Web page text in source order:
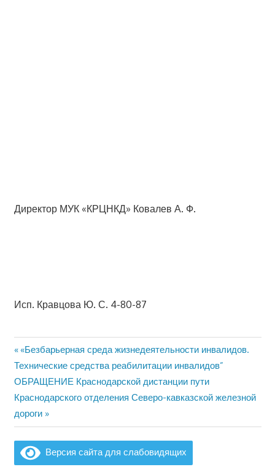
Директор МУК «КРЦНКД» Ковалев А. Ф.
Исп. Кравцова Ю. С. 4-80-87
Навигация
по
записям
Предыдущая
запись:
«Безбарьерная среда жизнедеятельности инвалидов.
Технические средства реабилитации инвалидов”
Следующая
запись:
ОБРАЩЕНИЕ Краснодарской дистанции пути
Краснодарского отделения Северо-кавказской железной
дороги
Версия сайта для слабовидящих